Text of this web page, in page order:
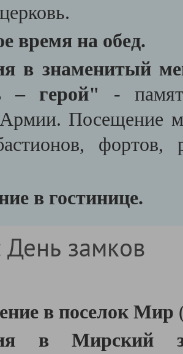
время на обед.
в знаменитый
– герой"
-
Посещение
фортов,
в гостинице.
замков
в поселок Мир
в Мирский